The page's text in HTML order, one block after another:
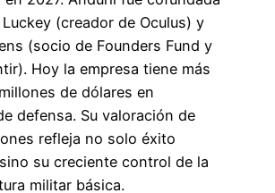
(creador de Oculus) y
(socio de Founders Fund y
Hoy la empresa tiene más
de dólares en
defensa. Su valoración de
refleja no solo éxito
su creciente control de la
militar básica.